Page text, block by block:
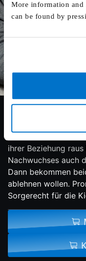
More information and
can be found by
6.1/10
Vincent und
haben tolle Jobs
ihrer Beziehung
Nachwuchses auch
Dann bekommen
ablehnen wollen.
Sorgerecht für die